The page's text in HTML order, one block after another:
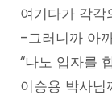
여기다가 각각
-그러니까 아
“나노 입자를
이승용 박사님